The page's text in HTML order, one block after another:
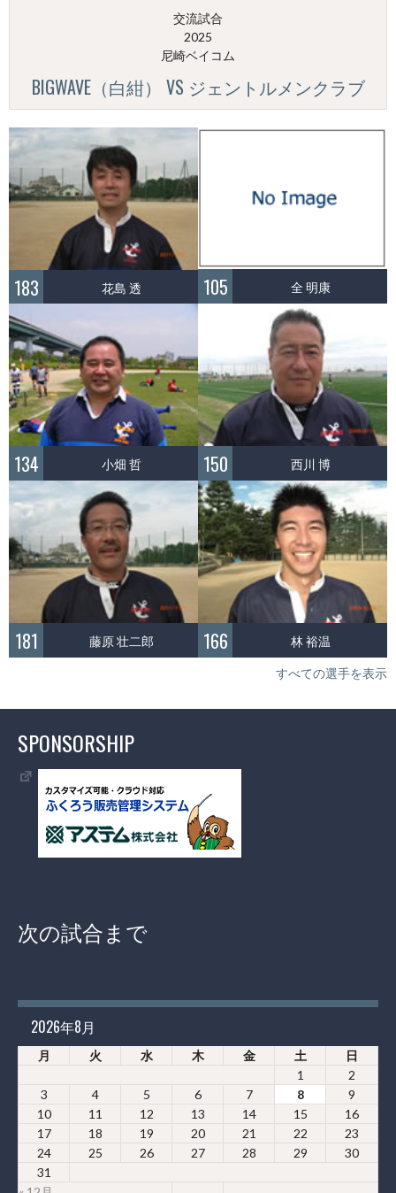
交流試合
2025
尼崎ベイコム
BIGWAVE（白紺） VS ジェントルメンクラブ
183 花島 透 105 全 明康
134 小畑 哲 150 西川 博
181 藤原 壮二郎 166 林 裕温
すべての選手を表示
SPONSORSHIP
次の試合まで
2026年8月
月 火 水 木 金 土 日
1
2
3
4 5 6 7 8
9
10
11 12 13 14 15
16
17
18 19 20 21 22
23
24
25 26 27 28 29
30
31